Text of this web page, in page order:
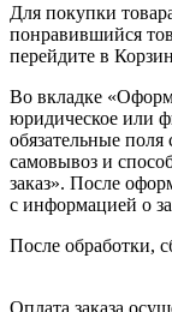
Для покупки
понравившийся
перейдите в
Во вкладке
юридическое или
обязательные
самовывоз и
заказ». После
с информацией о
После обработки,
Оплата заказа